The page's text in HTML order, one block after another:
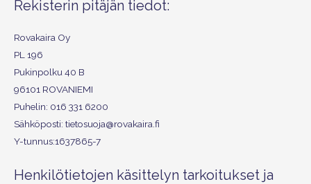
Rekisterin pitäjän tiedot:
Rovakaira Oy
PL 196
Pukinpolku 40 B
96101 ROVANIEMI
Puhelin: 016 331 6200
Sähköposti: tietosuoja@rovakaira.fi
Y-tunnus:1637865-7
Henkilötietojen käsittelyn tarkoitukset ja